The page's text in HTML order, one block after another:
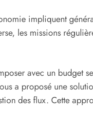
impliquent
les missions
avec un budget
a proposé une
des flux. Cette